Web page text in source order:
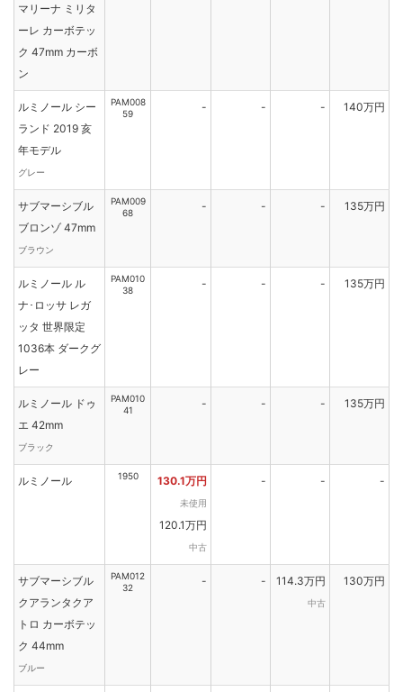
マリーナ ミリタ
ーレ カーボテッ
ク 47mm カーボ
ン
ルミノール シー
ランド 2019 亥
年モデル
グレー
PAM008
59
- - - 140万円
サブマーシブル
ブロンゾ 47mm
ブラウン
PAM009
68
- - - 135万円
ルミノール ル
ナ･ロッサ レガ
ッタ 世界限定
1036本 ダークグ
レー
PAM010
38
- - - 135万円
ルミノール ドゥ
エ 42mm
ブラック
PAM010
41
- - - 135万円
ルミノール 1950 130.1万円
未使用
120.1万円
中古
- - -
サブマーシブル
クアランタクア
トロ カーボテッ
ク 44mm
ブルー
PAM012
32
- - 114.3万円
中古
130万円